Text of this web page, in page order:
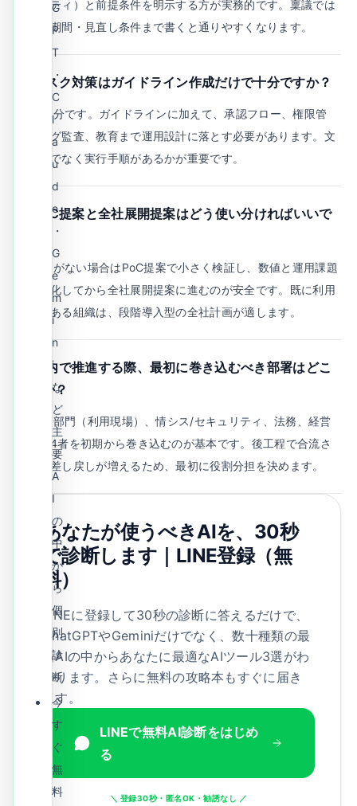
キュリティ）と前提条件を明示する方が実務的です。稟議では
上限・期間・見直し条件まで書くと通りやすくなります。
リスク対策はガイドライン作成だけで十分ですか？
不十分です。ガイドラインに加えて、承認フロー、権限管
理、ログ監査、教育まで運用設計に落とす必要があります。文
書だけでなく実行手順があるかが重要です。
PoC提案と全社展開提案はどう使い分ければいいで
実績がない場合はPoC提案で小さく検証し、数値と運用課題
を可視化してから全社展開提案に進むのが安全です。既に利用
実績がある組織は、段階導入型の全社計画が適します。
社内で推進する際、最初に巻き込むべき部署はどこ
ですか？
事業部門（利用現場）、情シス/セキュリティ、法務、経営
企画の4者を初期から巻き込むのが基本です。後工程で合流さ
せると差し戻しが増えるため、最初に役割分担を決めます。
あなたが使うべきAIを、30秒
で診断します｜LINE登録（無
料）
LINEに登録して30秒の診断に答えるだけで、
ChatGPTやGeminiだけでなく、数十種類の最
新AIの中からあなたに最適なAIツール3選がわ
かります。さらに無料の攻略本もすぐに届き
ます。
LINEで無料AI診断をはじめ
る
＼ 登録30秒・匿名OK・勧誘なし ／
G
P
T
・
C
l
a
u
d
e
・
G
e
m
i
n
i
な
ど
主
要
A
I
の
中
か
ら
個
別
診
断
今
す
ぐ
無
料